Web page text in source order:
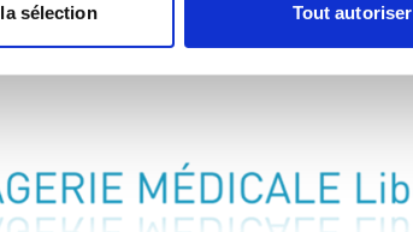
sélection Tout autoriser